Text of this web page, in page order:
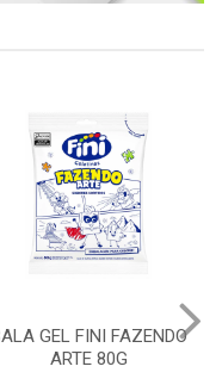
GIOVANA BABY MEN
DESODORANTE ROLL ON